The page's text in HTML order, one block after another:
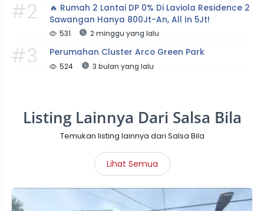
#2
🔥 Rumah 2 Lantai DP 0% Di Laviola Residence 2
Sawangan Hanya 800Jt-An, All In 5Jt!
531 2 minggu yang lalu
#3 Perumahan Cluster Arco Green Park
524 3 bulan yang lalu
Listing Lainnya Dari Salsa Bila
Temukan listing lainnya dari Salsa Bila
Lihat Semua